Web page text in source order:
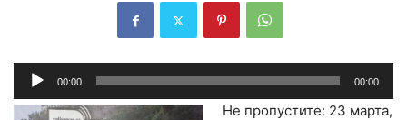
Аудиоплеер
00:00 00:00
Не пропустите: 23 марта,